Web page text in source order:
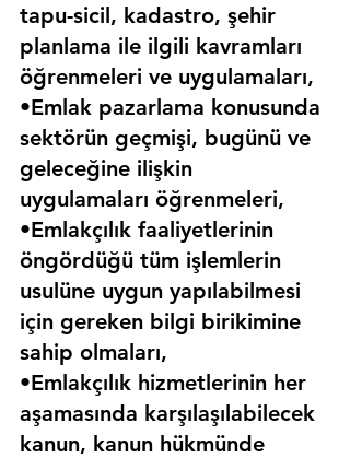
tapu-sicil, kadastro, şehir
planlama ile ilgili kavramları
öğrenmeleri ve uygulamaları,
•Emlak pazarlama konusunda
sektörün geçmişi, bugünü ve
geleceğine ilişkin
uygulamaları öğrenmeleri,
•Emlakçılık faaliyetlerinin
öngördüğü tüm işlemlerin
usulüne uygun yapılabilmesi
için gereken bilgi birikimine
sahip olmaları,
•Emlakçılık hizmetlerinin her
aşamasında karşılaşılabilecek
kanun, kanun hükmünde